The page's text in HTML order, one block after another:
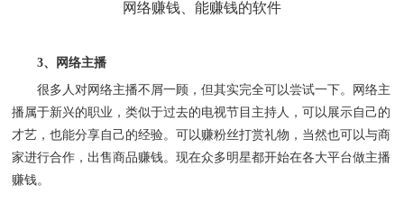
3、网络主播
很多人对网络主播不屑一顾，但其实完全可以尝试一下。网络主
播属于新兴的职业，类似于过去的电视节目主持人，可以展示自己的
才艺，也能分享自己的经验。可以赚粉丝打赏礼物，当然也可以与商
家进行合作，出售商品赚钱。现在众多明星都开始在各大平台做主播
赚钱。